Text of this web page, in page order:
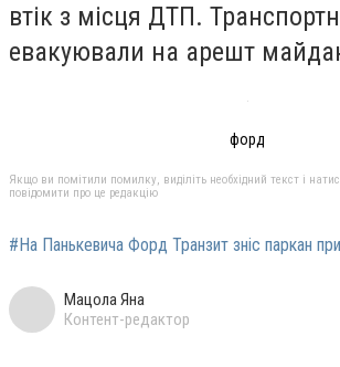
втік з місця ДТП.
евакуювали на арешт
форд
Якщо ви помітили помилку, виділіть необхідний текст і
повідомити про це редакцію
#На Панькевича Форд Транзит зніс паркан
Мацола Яна
Контент-редактор